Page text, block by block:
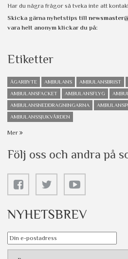
Har du några frågor så tveka inte att
Skicka gärna nyhetstips till
vara helt anonym klickar du på:
Etiketter
ÄGARBYTE AMBULANS AMBULANSBRIST
AMBULANSFACKET
AMBULANSFLYG
AMBULANSNEDDRAGNINGARNA
AMBULANSSJUKVÅRDEN
Mer
Följ oss och andra på
NYHETSBREV